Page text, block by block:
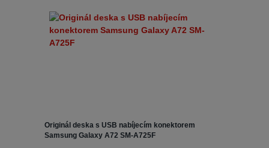
Originál deska s USB nabíjecím konektorem
Samsung Galaxy A72 SM-A725F